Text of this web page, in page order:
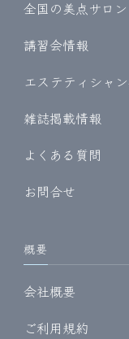
全国の美点サロン
講習会情報
エステティシャ
雑誌掲載情報
よくある質問
お問合せ
概要
会社概要
ご利用規約